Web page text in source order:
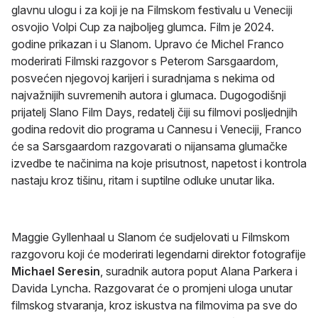
glavnu ulogu i za koji je na Filmskom festivalu u Veneciji
osvojio Volpi Cup za najboljeg glumca. Film je 2024.
godine prikazan i u Slanom. Upravo će Michel Franco
moderirati Filmski razgovor s Peterom Sarsgaardom,
posvećen njegovoj karijeri i suradnjama s nekima od
najvažnijih suvremenih autora i glumaca. Dugogodišnji
prijatelj Slano Film Days, redatelj čiji su filmovi posljednjih
godina redovit dio programa u Cannesu i Veneciji, Franco
će sa Sarsgaardom razgovarati o nijansama glumačke
izvedbe te načinima na koje prisutnost, napetost i kontrola
nastaju kroz tišinu, ritam i suptilne odluke unutar lika.
Maggie Gyllenhaal u Slanom će sudjelovati u Filmskom
razgovoru koji će moderirati legendarni direktor fotografije
Michael Seresin , suradnik autora poput Alana Parkera i
Davida Lyncha. Razgovarat će o promjeni uloga unutar
filmskog stvaranja, kroz iskustva na filmovima pa sve do